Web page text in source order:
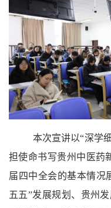
本次宣讲以“深学
担使命书写贵州中医药
届四中全会的基本情况
五五”发展规划、贵州